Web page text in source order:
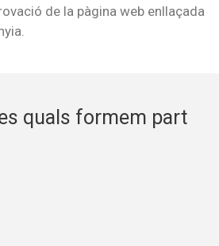
de la pàgina web enllaçada
quals formem part